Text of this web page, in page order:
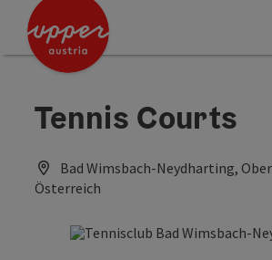
Accesskey
Accesskey
Tennis Courts
Bad Wimsbach-Neydharting,
Österreich